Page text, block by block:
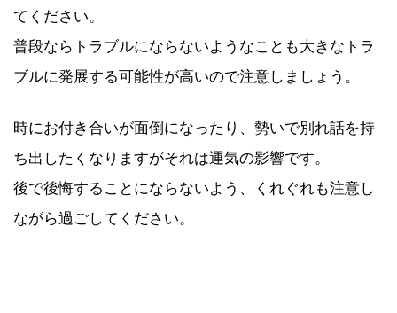
てください。
普段ならトラブルにならないようなことも大きなトラ
ブルに発展する可能性が高いので注意しましょう。
時にお付き合いが面倒になったり、勢いで別れ話を持
ち出したくなりますがそれは運気の影響です。
後で後悔することにならないよう、くれぐれも注意し
ながら過ごしてください。